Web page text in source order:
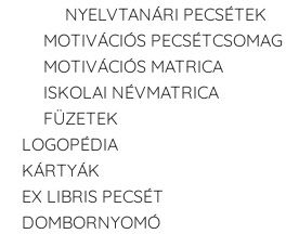
NYELVTANÁRI PECSÉTEK
MOTIVÁCIÓS PECSÉTCSOMAG
MOTIVÁCIÓS MATRICA
ISKOLAI NÉVMATRICA
FÜZETEK
LOGOPÉDIA
KÁRTYÁK
EX LIBRIS PECSÉT
DOMBORNYOMÓ